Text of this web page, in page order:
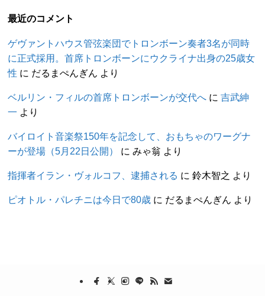
最近のコメント
ゲヴァントハウス管弦楽団でトロンボーン奏者3名が同時
に正式採用。首席トロンボーンにウクライナ出身の25歳女
性 に だるまぺんぎん より
ベルリン・フィルの首席トロンボーンが交代へ に吉武紳
一 より
バイロイト音楽祭150年を記念して、おもちゃのワーグナ
ーが登場（5月22日公開）
にみゃ翁 より
指揮者イラン・ヴォルコフ、逮捕される に鈴木智之 より
ピオトル・パレチニは今日で80歳 に だるまぺんぎん より